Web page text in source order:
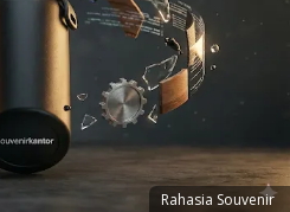
Rahasia Souvenir